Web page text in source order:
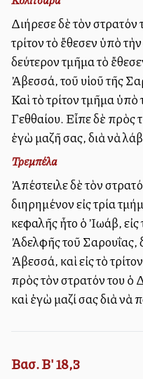
Διήρεσε δὲ τὸν στρατόν
τρίτον τὸ ἔθεσεν ὑπὸ
δεύτερον τμῆμα τὸ
Ἀβεσσά, τοῦ υἱοῦ τῆς
Καὶ τὸ τρίτον τμῆμα
Γεθθαίου. Εἶπε δὲ πρὸς
ἐγὼ μαζῆ σας, διὰ νὰ
Τρεμπέλα
Ἀπέστειλε δὲ τὸν
διηρημένον εἰς τρία
κεφαλῆς ἦτο ὁ Ἰωάβ, εἰς
Ἀδελφῆς τοῦ
Ἀβεσσά, καὶ εἰς τὸ
πρὸς τὸν στρατόν του
καὶ ἐγὼ μαζί σας διὰ νὰ
Βασ. Β' 18,3